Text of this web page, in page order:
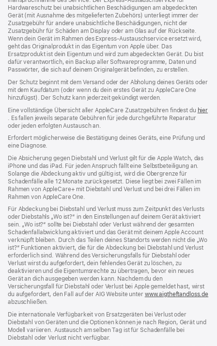
Hardwareschutz bei unabsichtlichen Beschädigungen am abgedeckten
Gerät (mit Ausnahme des mitgelieferten Zubehörs) unterliegt immer der
Zusatzgebühr für andere unabsichtliche Beschädigungen, nicht der
Zusatzgebühr für Schäden am Display oder am Glas auf der Rückseite.
Wenn dein Gerät im Rahmen des Express-Austauschservice ersetzt wird,
geht das Originalprodukt in das Eigentum von Apple über. Das
Ersatzprodukt ist dein Eigentum und wird zum abgedeckten Gerät. Du bist
dafür verantwortlich, ein Backup aller Softwareprogramme, Daten und
Passwörter, die sich auf deinem Originalgerät befinden, zu erstellen.
Der Schutz beginnt mit dem Versand oder der Abholung deines Geräts oder
mit dem Kaufdatum (oder wenn du dein erstes Gerät zu AppleCare One
hinzufügst). Der Schutz kann jederzeit gekündigt werden.
Eine vollständige Übersicht aller AppleCare Zusatzgebühren findest du hier
(Öffnet
ein
Fenster)
. Es fallen jeweils separate Gebühren für jede durchgeführte Reparatur
oder jeden erfolgten Austausch an.
Erfordert möglicherweise die Bestätigung deines Geräts, eine Prüfung und
eine Diagnose.
Die Absicherung gegen Diebstahl und Verlust gilt für die Apple Watch, das
iPhone und das iPad. Für jeden Anspruch fällt eine Selbstbeteiligung an.
Solange die Abdeckung aktiv und gültig ist, wird die Obergrenze für
Schadenfälle alle 12 Monate zurückgesetzt. Diese liegt bei zwei Fällen im
Rahmen von AppleCare+ mit Diebstahl und Verlust und bei drei Fällen im
Rahmen von AppleCare One.
Für Abdeckung bei Diebstahl und Verlust muss zum Zeit­punkt des Verlusts
oder Dieb­stahls „Wo ist?“ in den Einstellungen auf deinem Gerät aktiviert
sein. „Wo ist?“ sollte bei Diebstahl oder Verlust während der gesamten
Schadenfallabwicklung aktiviert und das Gerät mit deinem Apple Account
verknüpft bleiben. Durch das Teilen deines Standorts werden nicht die „Wo
ist?“ Funktionen aktiviert, die für die Abdeckung bei Diebstahl und Verlust
erforderlich sind. Während des Versicherungs­falls für Diebstahl oder
Verlust wirst du aufgefordert, dein fehlendes Gerät zu löschen, zu
deaktivieren und die Eigentums­rechte zu übertragen, bevor ein neues
Gerät an dich ausgegeben werden kann. Nachdem du den
Versicherungsfall für Diebstahl oder Verlust bei Apple gemeldet hast, wirst
du aufgefordert, den Fall auf der AIG Website unter www.aigtheftandloss.de
abzuschließen.
Die internationale Verfügbarkeit von Ersatzgeräten bei Verlust oder
Diebstahl von Geräten und die Optionen können je nach Region, Gerät und
Modell variieren. Austausch am selben Tag ist für Schadenfälle bei
Diebstahl oder Verlust nicht verfügbar.